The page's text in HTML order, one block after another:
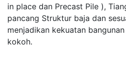
in place dan Precast Pile ),
pancang Struktur baja dan
menjadikan kekuatan
kokoh.